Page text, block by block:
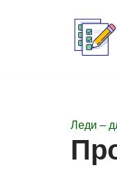
Леди –